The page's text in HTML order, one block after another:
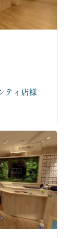
ティ店様